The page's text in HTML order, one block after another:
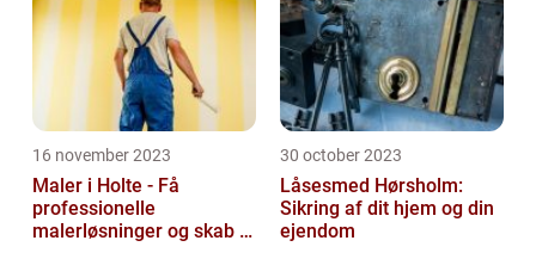
16 november 2023
Maler i Holte - Få
professionelle
malerløsninger og skab et
30 october 2023
Låsesmed Hørsholm:
Sikring af dit hjem og din
ejendom